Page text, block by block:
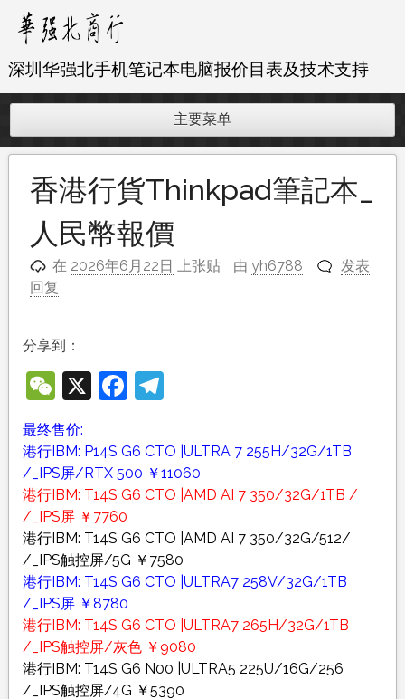
内深圳华强北手机笔记本电脑报价目表及技术支持
主要菜单
香港行貨Thinkpad筆記本_
人民幣報價
在 2026年6月22日 上张贴 由yh6788
发表
回复
分享到：
WeChat
X Facebook
Telegram
最终售价:
港行IBM: P14S G6 CTO |ULTRA 7 255H/32G/1TB
/_IPS屏/RTX 500 ￥11060
港行IBM: T14S G6 CTO |AMD AI 7 350/32G/1TB /
/_IPS屏 ￥7760
港行IBM: T14S G6 CTO |AMD AI 7 350/32G/512/
/_IPS触控屏/5G ￥7580
港行IBM: T14S G6 CTO |ULTRA7 258V/32G/1TB
/_IPS屏 ￥8780
港行IBM: T14S G6 CTO |ULTRA7 265H/32G/1TB
/_IPS触控屏/灰色 ￥9080
港行IBM: T14S G6 N00 |ULTRA5 225U/16G/256
/_IPS触控屏/4G ￥5390